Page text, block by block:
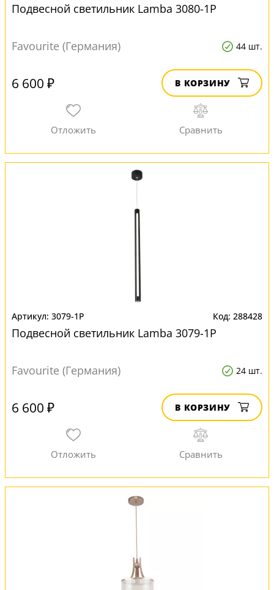
Подвесной светильник Lamba 3080-1P
Favourite (Германия) 44 шт.
6 600 ₽ В КОРЗИНУ
3079-1P 288428
Подвесной светильник Lamba 3079-1P
Favourite (Германия) 24 шт.
6 600 ₽ В КОРЗИНУ